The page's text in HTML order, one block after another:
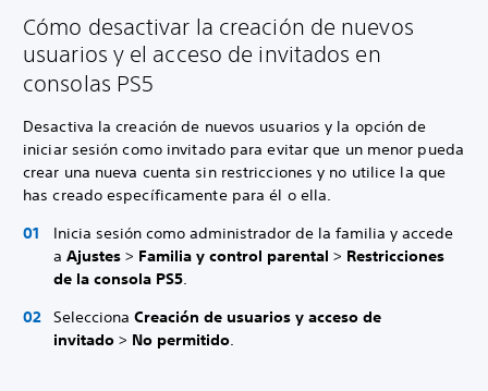
Cómo desactivar la creación de nuevos
usuarios y el acceso de invitados en
consolas PS5
Desactiva la creación de nuevos usuarios y la opción de
iniciar sesión como invitado para evitar que un menor pueda
crear una nueva cuenta sin restricciones y no utilice la que
has creado específicamente para él o ella.
Inicia sesión como administrador de la familia y accede
a Ajustes > Familia y control parental > Restricciones
de la consola PS5.
Selecciona Creación de usuarios y acceso de
invitado > No permitido.